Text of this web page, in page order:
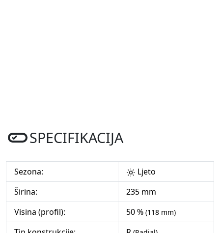
SPECIFIKACIJA
Sezona:
Ljeto
Širina:
235 mm
Visina (profil):
50 % (118 mm)